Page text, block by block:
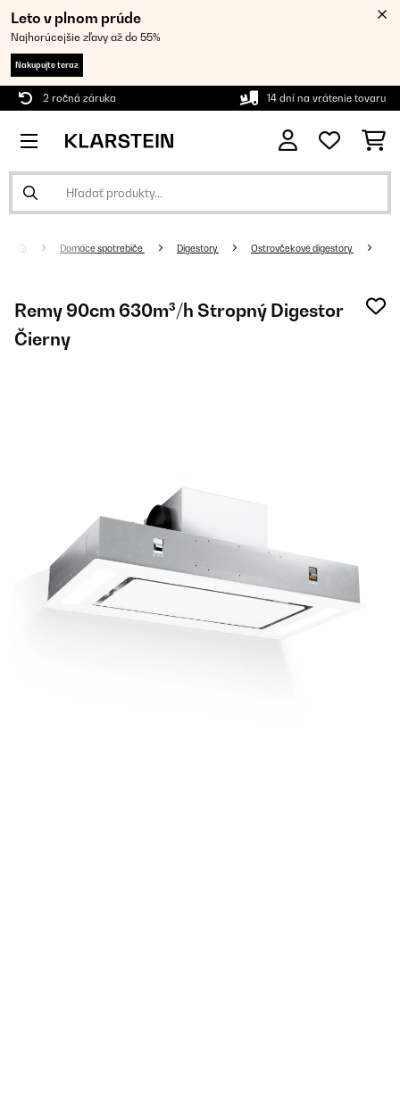
Leto v plnom prúde
Najhorúcejšie zľavy až do 55%
Nakupujte teraz
2 ročná záruka 14 dní na vrátenie tovaru
Domáce spotrebiče Digestory Ostrovčekové digestory
Remy 90cm 630m³/h Stropný Digestor
Čierny